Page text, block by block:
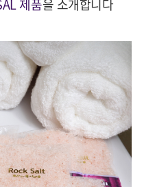
제품을 소개합니다